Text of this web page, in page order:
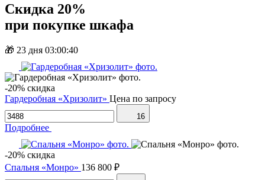
Скидка 20%
при покупке шкафа
🎁 23 дня 03:00:39
-20% скидка
Гардеробная «Хризолит» Цена по запросу
16
Подробнее
-20% скидка
Спальня «Монро» 136 800 ₽